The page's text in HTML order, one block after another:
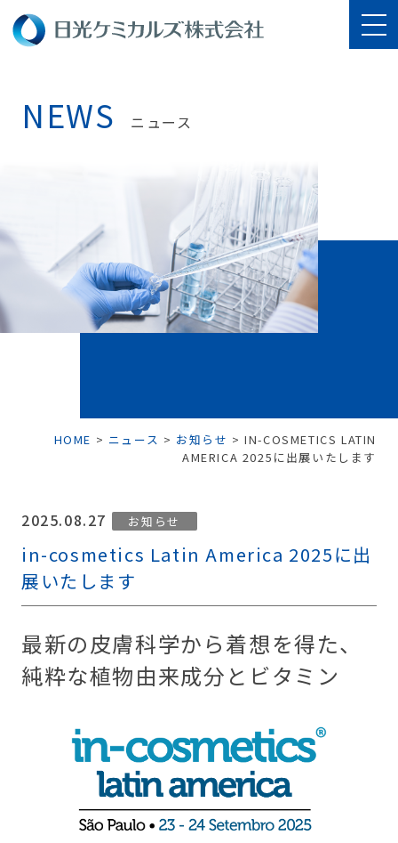
NEWS ニュース
HOME > ニュース > お知らせ >IN-COSMETICS LATIN
AMERICA 2025に出展いたします
2025.08.27 お知らせ
in-cosmetics Latin America 2025に出
展いたします
最新の皮膚科学から着想を得た、
純粋な植物由来成分とビタミン